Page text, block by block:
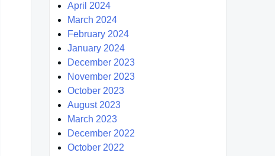
April 2024
March 2024
February 2024
January 2024
December 2023
November 2023
October 2023
August 2023
March 2023
December 2022
October 2022